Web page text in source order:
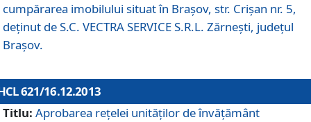
cumpărarea imobilului situat în Braşov, str. Crişan nr. 5,
deţinut de S.C. VECTRA SERVICE S.R.L. Zărneşti, judeţul
Braşov.
621/16.12.2013
Titlu: Aprobarea reţelei unităţilor de învăţământ